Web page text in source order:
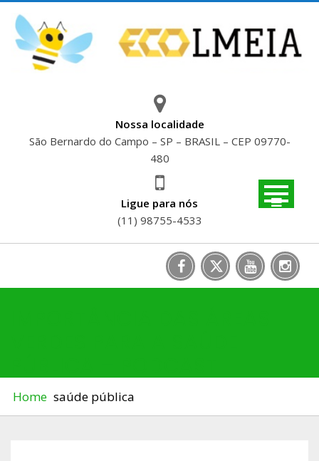
content
Nossa localidade
São Bernardo do Campo – SP – BRASIL – CEP 09770-
480
Ligue para nós
(11) 98755-4533
Home saúde pública